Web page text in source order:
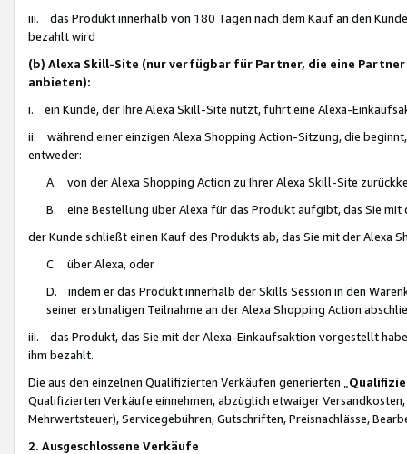
iii. das Produkt innerhalb von 180 Tagen nach dem Kauf an den
bezahlt wird
(b) Alexa Skill-Site (nur verfügbar für Partner, die eine
anbieten):
i. ein Kunde, der Ihre Alexa Skill-Site nutzt, führt eine Alexa-
ii. während einer einzigen Alexa Shopping Action-Sitzung, die
entweder:
A. von der Alexa Shopping Action zu Ihrer Alexa Skill-Site
B. eine Bestellung über Alexa für das Produkt aufgibt, das Sie mit
der Kunde schließt einen Kauf des Produkts ab, das Sie mit der Alexa
C. über Alexa, oder
D. indem er das Produkt innerhalb der Skills Session in den
seiner erstmaligen Teilnahme an der Alexa Shopping Action
iii. das Produkt, das Sie mit der Alexa-Einkaufsaktion vorgestellt
ihm bezahlt.
Die aus den einzelnen Qualifizierten Verkäufen generierten „
Qualifizierten Verkäufe einnehmen, abzüglich etwaiger
Mehrwertsteuer), Servicegebühren, Gutschriften, Preisnachlässe,
2. Ausgeschlossene Verkäufe